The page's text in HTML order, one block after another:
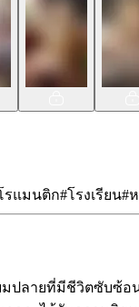
รแมนติก#โรงเรียน#
มปลายที่มีชีวิตซับซ้